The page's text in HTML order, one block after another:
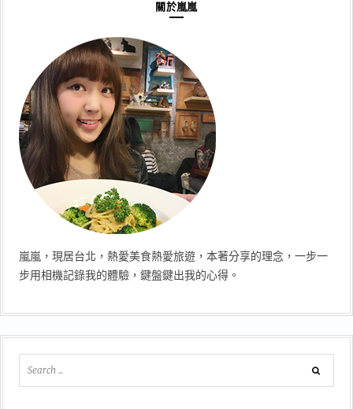
關於嵐嵐
嵐嵐，現居台北，熱愛美食熱愛旅遊，本著分享的理念，一步一
步用相機記錄我的體驗，鍵盤鍵出我的心得。